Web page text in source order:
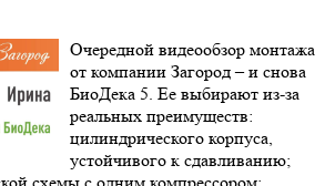
Очередной видеообзор монтажа
от компании Загород – и снова
БиоДека 5. Ее выбирают из-за
реальных преимуществ:
цилиндрического корпуса,
устойчивого к сдавливанию;